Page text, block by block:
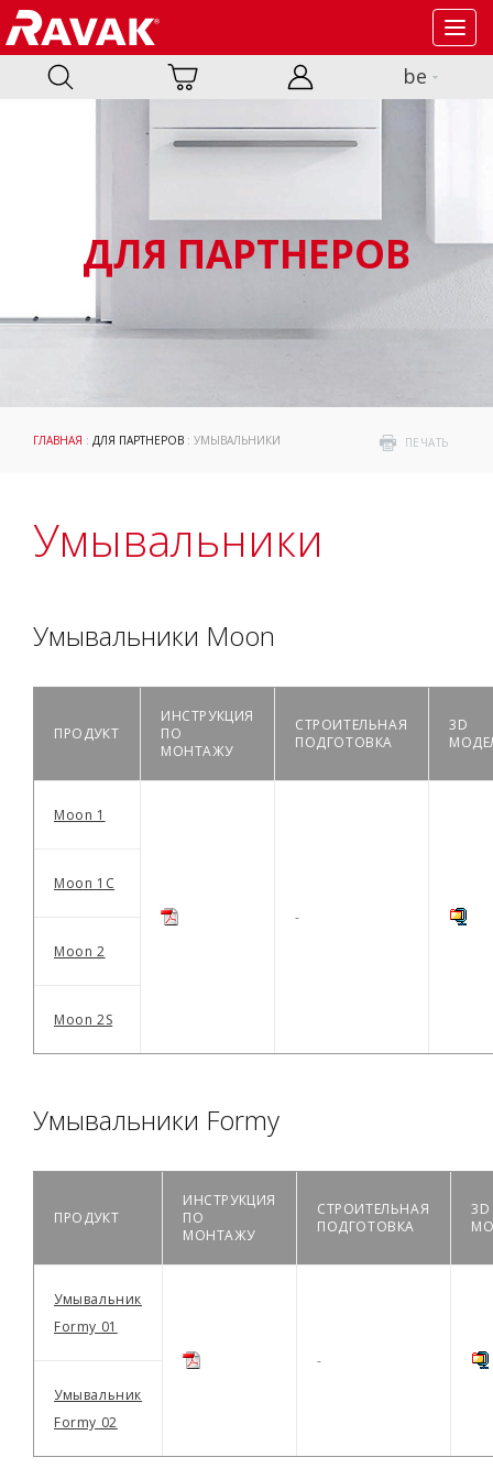
be
ДЛЯ ПАРТНЕРОВ
ПЕЧАТЬ
ГЛАВНАЯ : ДЛЯ ПАРТНЕРОВ : УМЫВАЛЬНИКИ
Умывальники
Умывальники Moon
ПРОДУКТ
ИНСТРУКЦИЯ
ПО
МОНТАЖУ
СТРОИТЕЛЬНАЯ
ПОДГОТОВКА
3D
Moon 1
-
Moon 1C
Moon 2
Moon 2S
Умывальники Formy
ПРОДУКТ
ИНСТРУКЦИЯ
ПО
МОНТАЖУ
СТРОИТЕЛЬНАЯ
ПОДГОТОВКА
3D
Умывальник
Formy 01
-
Умывальник
Formy 02